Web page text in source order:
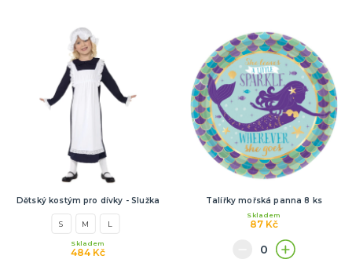
Dětský kostým pro dívky - Služka
S M L
484 Kč
Skladem
Talířky mořská panna 8 ks
87 Kč
Skladem